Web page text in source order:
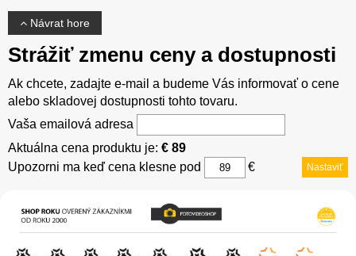
Návrat hore
Strážiť zmenu ceny a dostupnosti
Ak chcete, zadajte e-mail a budeme Vás informovať o cene
alebo skladovej dostupnosti tohto tovaru.
Vaša emailová adresa
Aktuálna cena produktu je: € 89
Upozorni ma keď cena klesne pod
€ Nastaviť